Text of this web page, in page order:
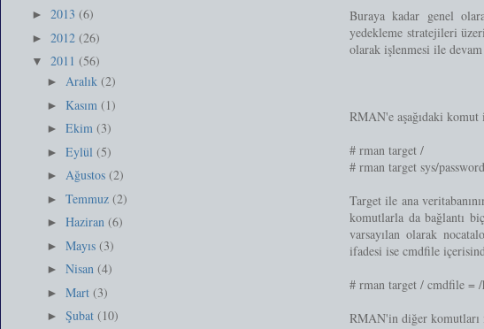
Buraya kadar genel
yedekleme stratejileri
olarak işlenmesi ile
RMAN'e aşağıdaki
# rman target /
# rman target sys/
Target ile ana
komutlarla da bağlantı
varsayılan olarak
ifadesi ise cmdfile
# rman target / cmdfile =
RMAN'in diğer
► 2013 (6)
► 2012 (26)
▼ 2011 (56)
► Aralık (2)
► Kasım (1)
► Ekim (3)
► Eylül (5)
► Ağustos (2)
► Temmuz (2)
► Haziran (6)
► Mayıs (3)
► Nisan (4)
► Mart (3)
► Şubat (10)